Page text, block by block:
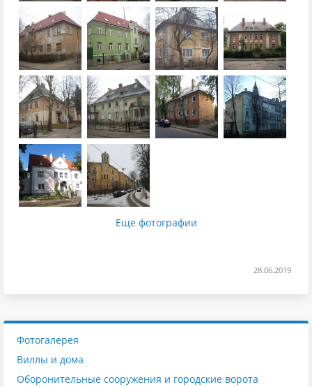
Еще фотографии
28.06.2019
Фотогалерея
Виллы и дома
Оборонительные сооружения и городские ворота